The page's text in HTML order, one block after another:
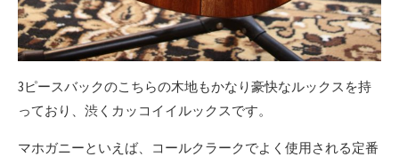
3ピースバックのこちらの木地もかなり豪快なルックスを持
っており、渋くカッコイイルックスです。
マホガニーといえば、コールクラークでよく使用される定番